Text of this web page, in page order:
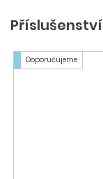
Příslušenství
Doporučujeme